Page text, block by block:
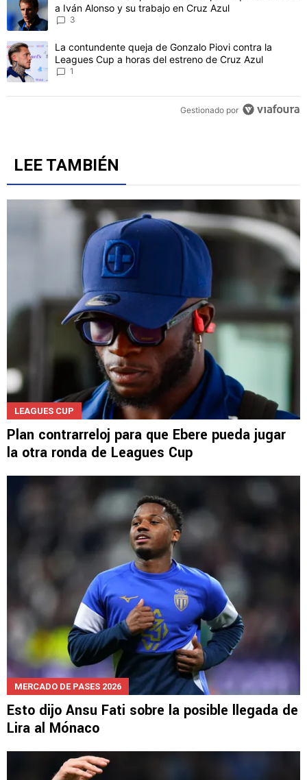
CONVERSACIONES ACTIVAS
Este listado muestra los artículos con más comentarios en los
Un artículo de tendencia con el título "La crítica de los expertos
La crítica de los expertos de Fox Sports que incomoda
a Iván Alonso y su trabajo en Cruz Azul
Un artículo de tendencia con el título "La contundente queja de
La contundente queja de Gonzalo Piovi contra la
LEE TAMBIÉN
Plan contrarreloj para que Ebere pueda jugar
la otra ronda de Leagues Cup
Esto dijo Ansu Fati sobre la posible llegada de